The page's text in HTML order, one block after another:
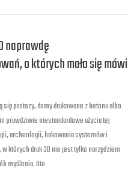
naprawdę
o których mało się mówi
się protezy, domy drukowane z betonu albo
prawdziwie niestandardowe użycia tej
archeologii, hakowania systemów i
których druk 3D nie jest tylko narzędziem
myślenia. Oto